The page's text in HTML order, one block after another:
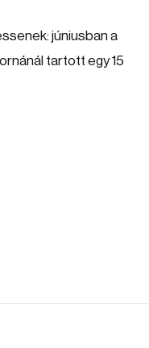
júniusban a
tartott egy 15